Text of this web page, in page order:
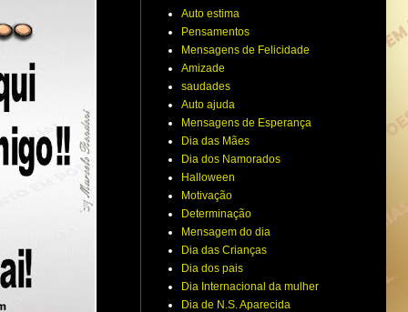
Auto estima
Pensamentos
Mensagens de Felicidade
Amizade
saudades
Auto ajuda
Mensagens de Esperança
Dia das Mães
Dia dos Namorados
Halloween
Motivação
Determinação
Mensagem do dia
Dia das Crianças
Dia dos pais
Dia Internacional da mulher
Dia de N.S. Aparecida